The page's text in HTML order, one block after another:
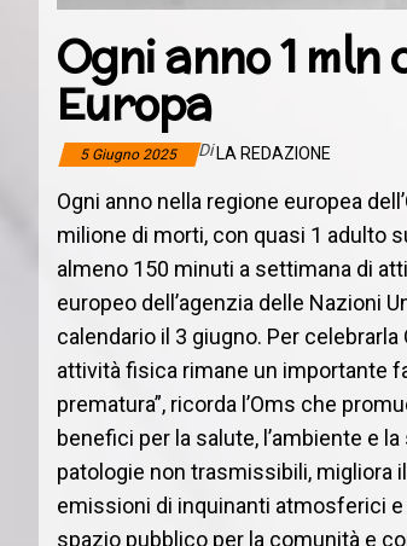
Ogni anno 1
Europa
5 Giugno 2025 Di LA REDAZIONE
Ogni anno nella regione europea
milione di morti, con quasi 1 adulto
almeno 150 minuti a settimana di
europeo dell’agenzia delle Nazioni
calendario il 3 giugno. Per celebrarla
attività fisica rimane un importante
prematura”, ricorda l’Oms che
benefici per la salute, l’ambiente e
patologie non trasmissibili, migliora
emissioni di inquinanti atmosferici
spazio pubblico per la comunità e